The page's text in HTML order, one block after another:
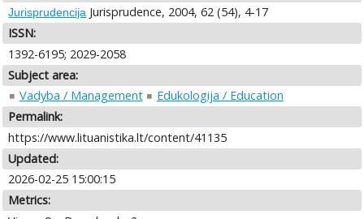
Jurisprudencija Jurisprudence, 2004, 62 (54), 4-17
ISSN:
1392-6195; 2029-2058
Subject area:
Vadyba / Management
Edukologija / Education
Permalink:
https://www.lituanistika.lt/content/41135
Updated:
2026-02-25 15:00:15
Metrics: